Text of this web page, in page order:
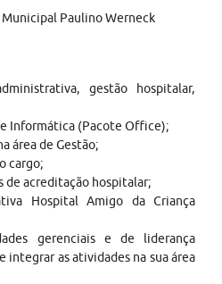
Paulino Werneck
gestão hospitalar,
Informática (Pacote Office);
área de Gestão;
cargo;
de acreditação hospitalar;
Hospital Amigo da Criança
gerenciais e de liderança
integrar as atividades na sua área